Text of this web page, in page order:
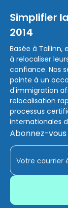
Simplifier
2014
Basée à Tallinn,
à relocaliser
confiance. Nos
pointe à un
d'immigration
relocalisation
processus
internationales
Abonnez-